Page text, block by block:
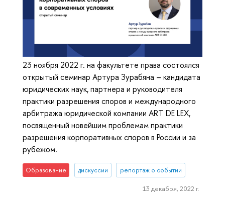
23 ноября 2022 г. на факультете права состоялся
открытый семинар Артура Зурабяна – кандидата
юридических наук, партнера и руководителя
практики разрешения споров и международного
арбитража юридической компании ART DE LEX,
посвященный новейшим проблемам практики
разрешения корпоративных споров в России и за
рубежом.
Образование дискуссии репортаж о событии
13 декабря, 2022 г.